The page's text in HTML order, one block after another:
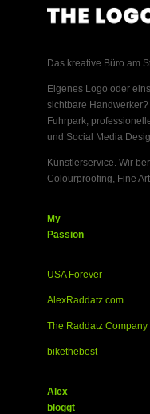
Das kreative Büro am
Eigenes Logo oder
sichtbare
Fuhrpark,
und Social Media
Künstlerservice. Wir
Colourproofing, Fine
My
Passion
USA Forever
AlexRaddatz.com
The Raddatz Company
bikethebest
Alex
bloggt